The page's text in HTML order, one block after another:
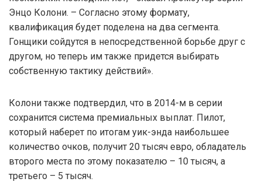
Энцо Колони. – Согласно этому формату,
квалификация будет поделена на два сегмента.
Гонщики сойдутся в непосредственной борьбе друг с
другом, но теперь им также придется выбирать
собственную тактику действий».
Колони также подтвердил, что в 2014-м в серии
сохранится система премиальных выплат. Пилот,
который наберет по итогам уик-энда наибольшее
количество очков, получит 20 тысяч евро, обладатель
второго места по этому показателю – 10 тысяч, а
третьего – 5 тысяч.